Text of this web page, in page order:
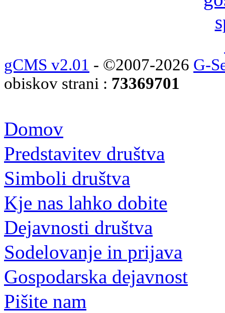
gCMS v2.01 - ©2007-2026 G-
obiskov strani : 73369701
Domov
Predstavitev društva
Simboli društva
Kje nas lahko dobite
Dejavnosti društva
Sodelovanje in prijava
Gospodarska dejavnost
Pišite nam